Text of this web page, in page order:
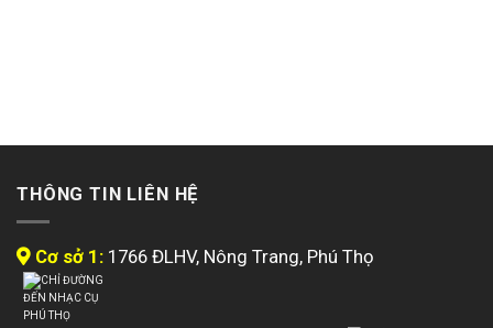
THÔNG TIN LIÊN HỆ
Cơ sở 1: 1766 ĐLHV, Nông Trang, Phú Thọ